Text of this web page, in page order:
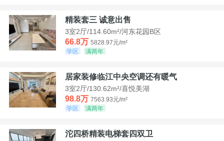
精装套三 诚意出售
3室2厅/114.60m²/河东花园B区
66.8万 5828.97元/m²
学区
满两年
居家装修临江中央空调还有暖气
3室2厅/130.62m²/喜悦美湖
98.8万 7563.93元/m²
学区
满两年
沱四桥精装电梯套四双卫